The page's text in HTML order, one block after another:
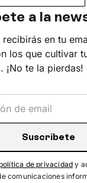
a la
recibirás en tu
los que cultivar
¡No te la pierdas!
política de privacidad y
comunicaciones